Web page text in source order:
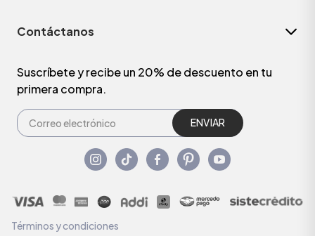
Contáctanos
Suscríbete y recibe un 20% de descuento en tu
primera compra.
ENVIAR
Términos y condiciones